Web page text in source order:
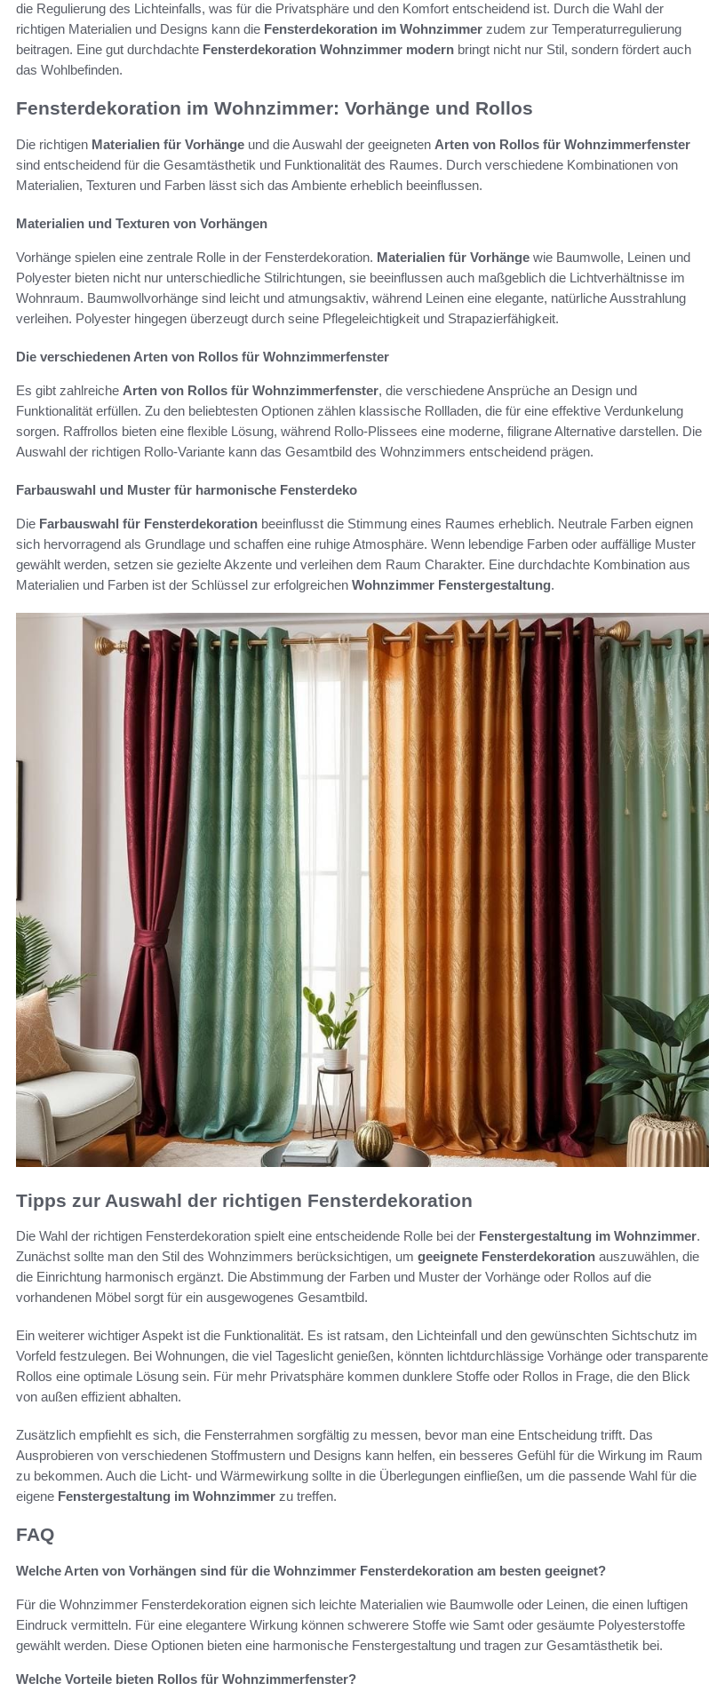
die Regulierung des Lichteinfalls, was für die Privatsphäre und den Komfort entscheidend ist. Durch die Wahl der
richtigen Materialien und Designs kann die Fensterdekoration im Wohnzimmer zudem zur Temperaturregulierung
beitragen. Eine gut durchdachte Fensterdekoration Wohnzimmer modern bringt nicht nur Stil, sondern fördert auch
das Wohlbefinden.
Fensterdekoration im Wohnzimmer: Vorhänge und Rollos
Die richtigen Materialien für Vorhänge und die Auswahl der geeigneten Arten von Rollos für Wohnzimmerfenster
sind entscheidend für die Gesamtästhetik und Funktionalität des Raumes. Durch verschiedene Kombinationen von
Materialien, Texturen und Farben lässt sich das Ambiente erheblich beeinflussen.
Materialien und Texturen von Vorhängen
Vorhänge spielen eine zentrale Rolle in der Fensterdekoration. Materialien für Vorhänge wie Baumwolle, Leinen und
Polyester bieten nicht nur unterschiedliche Stilrichtungen, sie beeinflussen auch maßgeblich die Lichtverhältnisse im
Wohnraum. Baumwollvorhänge sind leicht und atmungsaktiv, während Leinen eine elegante, natürliche Ausstrahlung
verleihen. Polyester hingegen überzeugt durch seine Pflegeleichtigkeit und Strapazierfähigkeit.
Die verschiedenen Arten von Rollos für Wohnzimmerfenster
Es gibt zahlreiche Arten von Rollos für Wohnzimmerfenster, die verschiedene Ansprüche an Design und
Funktionalität erfüllen. Zu den beliebtesten Optionen zählen klassische Rollladen, die für eine effektive Verdunkelung
sorgen. Raffrollos bieten eine flexible Lösung, während Rollo-Plissees eine moderne, filigrane Alternative darstellen. Die
Auswahl der richtigen Rollo-Variante kann das Gesamtbild des Wohnzimmers entscheidend prägen.
Farbauswahl und Muster für harmonische Fensterdeko
Die Farbauswahl für Fensterdekoration beeinflusst die Stimmung eines Raumes erheblich. Neutrale Farben eignen
sich hervorragend als Grundlage und schaffen eine ruhige Atmosphäre. Wenn lebendige Farben oder auffällige Muster
gewählt werden, setzen sie gezielte Akzente und verleihen dem Raum Charakter. Eine durchdachte Kombination aus
Materialien und Farben ist der Schlüssel zur erfolgreichen Wohnzimmer Fenstergestaltung.
Tipps zur Auswahl der richtigen Fensterdekoration
Die Wahl der richtigen Fensterdekoration spielt eine entscheidende Rolle bei der Fenstergestaltung im Wohnzimmer.
Zunächst sollte man den Stil des Wohnzimmers berücksichtigen, um geeignete Fensterdekoration auszuwählen, die
die Einrichtung harmonisch ergänzt. Die Abstimmung der Farben und Muster der Vorhänge oder Rollos auf die
vorhandenen Möbel sorgt für ein ausgewogenes Gesamtbild.
Ein weiterer wichtiger Aspekt ist die Funktionalität. Es ist ratsam, den Lichteinfall und den gewünschten Sichtschutz im
Vorfeld festzulegen. Bei Wohnungen, die viel Tageslicht genießen, könnten lichtdurchlässige Vorhänge oder transparente
Rollos eine optimale Lösung sein. Für mehr Privatsphäre kommen dunklere Stoffe oder Rollos in Frage, die den Blick
von außen effizient abhalten.
Zusätzlich empfiehlt es sich, die Fensterrahmen sorgfältig zu messen, bevor man eine Entscheidung trifft. Das
Ausprobieren von verschiedenen Stoffmustern und Designs kann helfen, ein besseres Gefühl für die Wirkung im Raum
zu bekommen. Auch die Licht- und Wärmewirkung sollte in die Überlegungen einfließen, um die passende Wahl für die
eigene Fenstergestaltung im Wohnzimmer zu treffen.
FAQ
Welche Arten von Vorhängen sind für die Wohnzimmer Fensterdekoration am besten geeignet?
Für die Wohnzimmer Fensterdekoration eignen sich leichte Materialien wie Baumwolle oder Leinen, die einen luftigen
Eindruck vermitteln. Für eine elegantere Wirkung können schwerere Stoffe wie Samt oder gesäumte Polyesterstoffe
gewählt werden. Diese Optionen bieten eine harmonische Fenstergestaltung und tragen zur Gesamtästhetik bei.
Welche Vorteile bieten Rollos für Wohnzimmerfenster?